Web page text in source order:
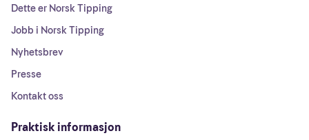
Dette er Norsk Tipping
Jobb i Norsk Tipping
Nyhetsbrev
Presse
Kontakt oss
Praktisk informasjon